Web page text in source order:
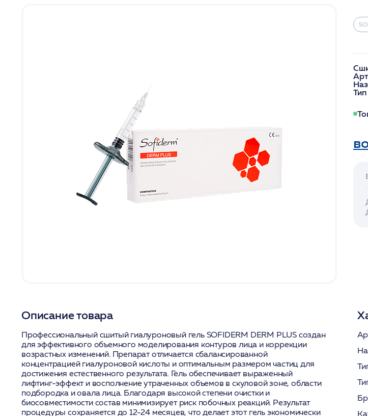
Описание товара
Профессиональный сшитый гиалуроновый гель SOFIDERM DERM PLUS создан
для эффективного объемного моделирования контуров лица и коррекции
возрастных изменений. Препарат отличается сбалансированной
концентрацией гиалуроновой кислоты и оптимальным размером частиц для
достижения естественного результата. Гель обеспечивает выраженный
лифтинг-эффект и восполнение утраченных объемов в скуловой зоне, области
подбородка и овала лица. Благодаря высокой степени очистки и
биосовместимости состав минимизирует риск побочных реакций. Результат
процедуры сохраняется до 12-24 месяцев, что делает этот гель экономически